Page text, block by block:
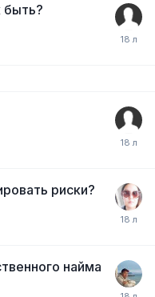
быть?
риски?
найма